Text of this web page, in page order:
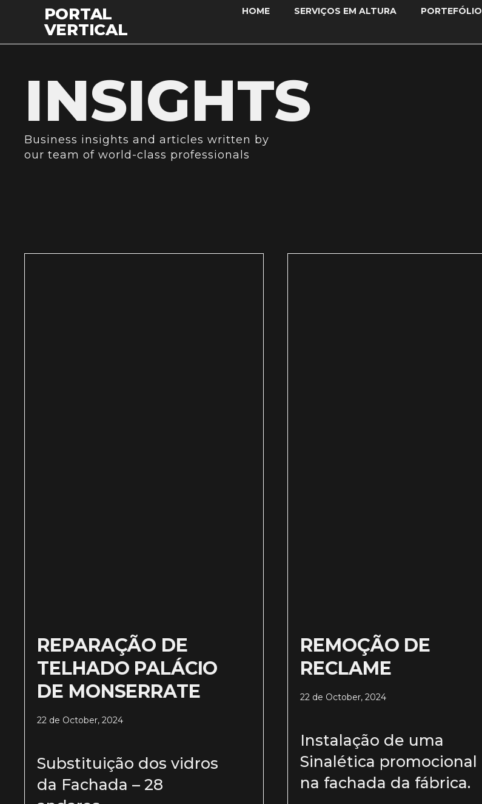
PORTAL
VERTICAL
HOME SERVIÇOS EM ALTURA PORTEFÓLIO
INSIGHTS
Business insights and articles written by
our team of world-class professionals
REPARAÇÃO DE
TELHADO PALÁCIO
DE MONSERRATE
22 de October, 2024
Substituição dos vidros
da Fachada – 28
REMOÇÃO DE
RECLAME
22 de October, 2024
Instalação de uma
Sinalética promocional
na fachada da fábrica.